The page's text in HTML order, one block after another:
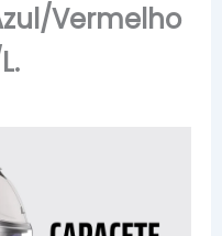
Vermelho